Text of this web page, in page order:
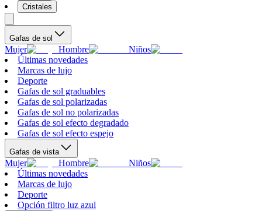
Cristales
Gafas de sol
Mujer Hombre
Niños
Últimas novedades
Marcas de lujo
Deporte
Gafas de sol graduables
Gafas de sol polarizadas
Gafas de sol no polarizadas
Gafas de sol efecto degradado
Gafas de sol efecto espejo
Gafas de vista
Mujer Hombre
Niños
Últimas novedades
Marcas de lujo
Deporte
Opción filtro luz azul